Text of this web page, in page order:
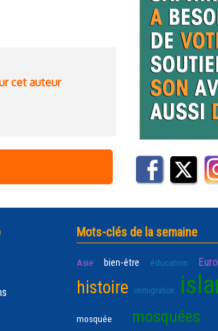
cet auteur
Mots-clés de la semaine
Asie bien-être éducation
histoire immigration
mosquée mosquées